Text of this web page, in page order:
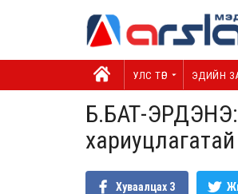
УЛС ТӨР ЭДИЙН
Б.БАТ-ЭРДЭНЭ:
Хуваалцах 3